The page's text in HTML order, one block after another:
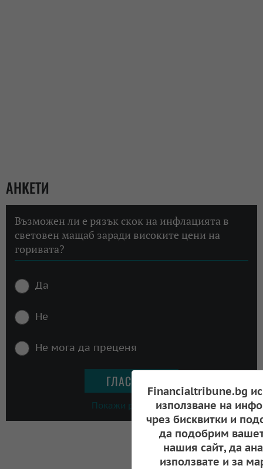
АНКЕТИ
Възможен ли е рязък скок на инфлацията в
световен мащаб заради високите цени на
горивата?
Да
Не
Не мога да преценя
Покажи резултати
Financialtribune.bg
използване на
чрез бисквитки и
да подобрим
нашия сайт, да
използвате и за